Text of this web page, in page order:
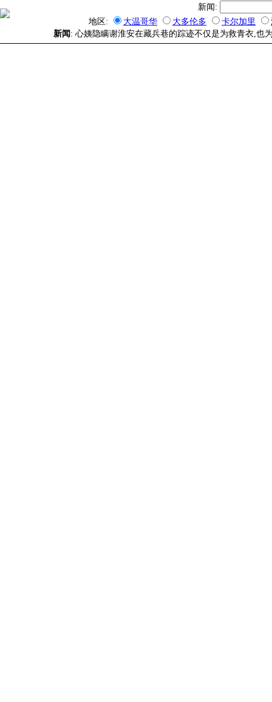
新闻:
地区:
大温哥华 大多伦多 卡尔加里
新闻 : 心姨隐瞒谢淮安在藏兵巷的踪迹不仅是为救青衣,也